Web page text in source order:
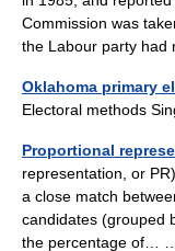
Commission was
the Labour party
Oklahoma primary
Electoral methods
Proportional
representation, or
a close match
candidates (grouped
the percentage of…